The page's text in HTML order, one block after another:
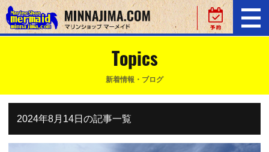
Topics
新着情報・ブログ
2024年8月14日の記事一覧